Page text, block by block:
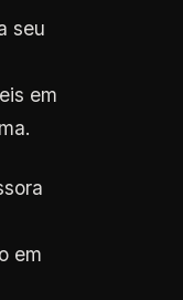
seu
em
em